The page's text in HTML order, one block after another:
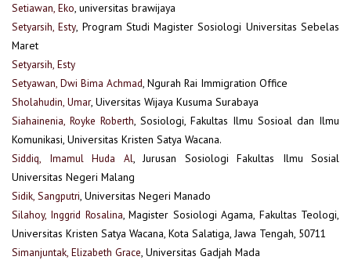
Setiawan, Eko, universitas brawijaya
Setyarsih, Esty, Program Studi Magister Sosiologi Universitas Sebelas
Maret
Setyarsih, Esty
Setyawan, Dwi Bima Achmad, Ngurah Rai Immigration Office
Sholahudin, Umar, Uiversitas Wijaya Kusuma Surabaya
Siahainenia, Royke Roberth, Sosiologi, Fakultas Ilmu Sosioal dan Ilmu
Komunikasi, Universitas Kristen Satya Wacana.
Siddiq, Imamul Huda Al, Jurusan Sosiologi Fakultas Ilmu Sosial
Universitas Negeri Malang
Sidik, Sangputri, Universitas Negeri Manado
Silahoy, Inggrid Rosalina, Magister Sosiologi Agama, Fakultas Teologi,
Universitas Kristen Satya Wacana, Kota Salatiga, Jawa Tengah, 50711
Simanjuntak, Elizabeth Grace, Universitas Gadjah Mada